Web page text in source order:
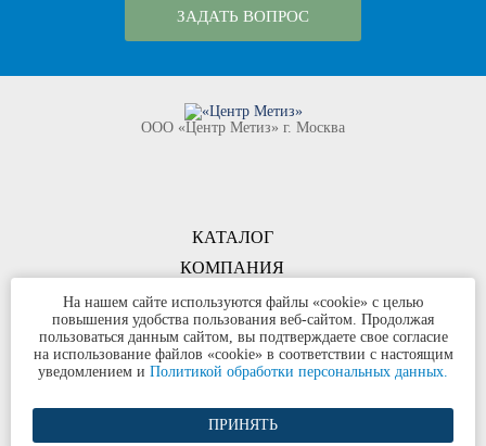
ЗАДАТЬ ВОПРОС
КОМПАНИЯ
ООО «Центр Метиз» г. Москва
КАТАЛОГ
КОНТАКТЫ
©ООО «Центр Метиз» 2000-2026
Все права защищены
Политика конфиденциальности
На нашем сайте используются файлы «cookie» с целью
повышения удобства пользования веб-сайтом. Продолжая
пользоваться данным сайтом, вы подтверждаете свое согласие
на использование файлов «cookie» в соответствии с настоящим
уведомлением и Политикой обработки персональных данных.
ПРИНЯТЬ